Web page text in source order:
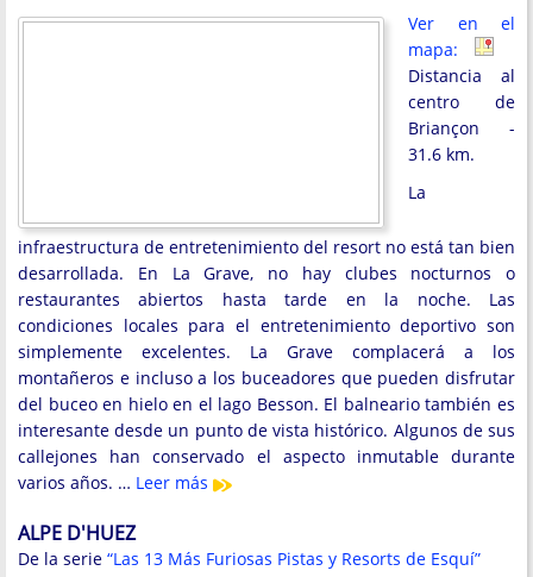
Ver en el
mapa:
Distancia al
centro de
Briançon -
31.6 km.
La
infraestructura de entretenimiento del resort no está tan bien
desarrollada. En La Grave, no hay clubes nocturnos o
restaurantes abiertos hasta tarde en la noche. Las
condiciones locales para el entretenimiento deportivo son
simplemente excelentes. La Grave complacerá a los
montañeros e incluso a los buceadores que pueden disfrutar
del buceo en hielo en el lago Besson. El balneario también es
interesante desde un punto de vista histórico. Algunos de sus
callejones han conservado el aspecto inmutable durante
varios años. … Leer más
ALPE D'HUEZ
De la serie “Las 13 Más Furiosas Pistas y Resorts de Esquí”